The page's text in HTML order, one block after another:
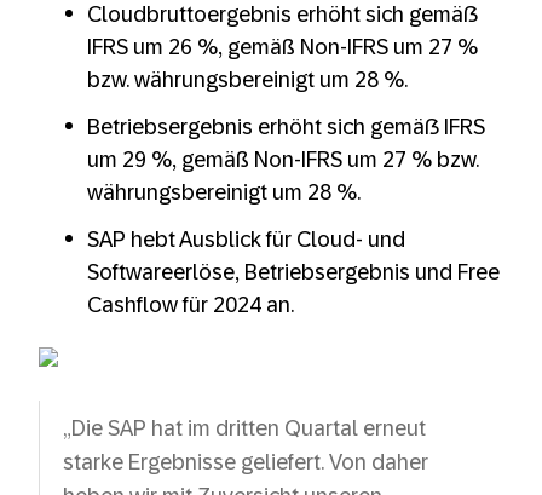
Cloudbruttoergebnis erhöht sich gemäß
IFRS um 26 %, gemäß Non-IFRS um 27 %
bzw. währungsbereinigt um 28 %.
Betriebsergebnis erhöht sich gemäß IFRS
um 29 %, gemäß Non-IFRS um 27 % bzw.
währungsbereinigt um 28 %.
SAP hebt Ausblick für Cloud- und
Softwareerlöse, Betriebsergebnis und Free
Cashflow für 2024 an.
„Die SAP hat im dritten Quartal erneut
starke Ergebnisse geliefert. Von daher